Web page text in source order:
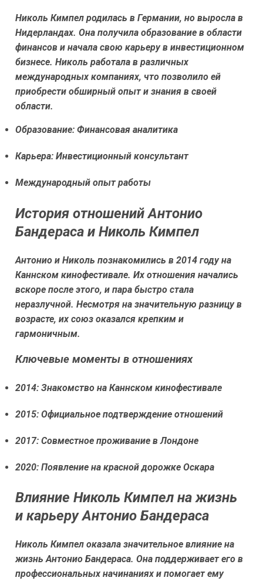
Николь Кимпел родилась в Германии, но выросла в
Нидерландах. Она получила образование в области
финансов и начала свою карьеру в инвестиционном
бизнесе. Николь работала в различных
международных компаниях, что позволило ей
приобрести обширный опыт и знания в своей
области.
Образование: Финансовая аналитика
Карьера: Инвестиционный консультант
Международный опыт работы
История отношений Антонио
Бандераса и Николь Кимпел
Антонио и Николь познакомились в 2014 году на
Каннском кинофестивале. Их отношения начались
вскоре после этого, и пара быстро стала
неразлучной. Несмотря на значительную разницу в
возрасте, их союз оказался крепким и
гармоничным.
Ключевые моменты в отношениях
2014: Знакомство на Каннском кинофестивале
2015: Официальное подтверждение отношений
2017: Совместное проживание в Лондоне
2020: Появление на красной дорожке Оскара
Влияние Николь Кимпел на жизнь
и карьеру Антонио Бандераса
Николь Кимпел оказала значительное влияние на
жизнь Антонио Бандераса. Она поддерживает его в
профессиональных начинаниях и помогает ему